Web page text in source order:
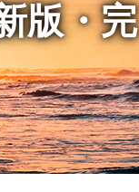
版・完